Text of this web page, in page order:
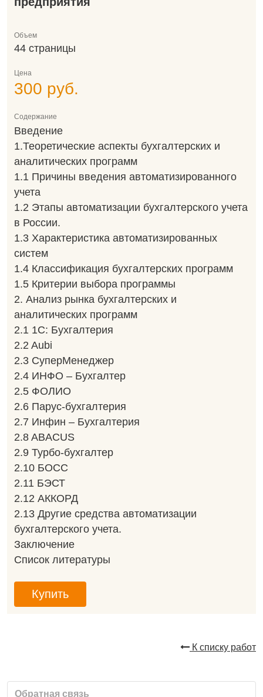
Объем
44 страницы
Цена
300 руб.
Содержание
Введение
1.Теоретические аспекты бухгалтерских и
аналитических программ
1.1 Причины введения автоматизированного
учета
1.2 Этапы автоматизации бухгалтерского учета
в России.
1.3 Характеристика автоматизированных
систем
1.4 Классификация бухгалтерских программ
1.5 Критерии выбора программы
2. Анализ рынка бухгалтерских и
аналитических программ
2.1 1C: Бухгалтерия
2.2 Aubi
2.3 СуперМенеджер
2.4 ИНФО – Бухгалтер
2.5 ФОЛИО
2.6 Парус-бухгалтерия
2.7 Инфин – Бухгалтерия
2.8 ABACUS
2.9 Турбо-бухгалтер
2.10 БОСС
2.11 БЭСТ
2.12 АККОРД
2.13 Другие средства автоматизации
бухгалтерского учета.
Заключение
Список литературы
Купить
К списку работ
Обратная связь